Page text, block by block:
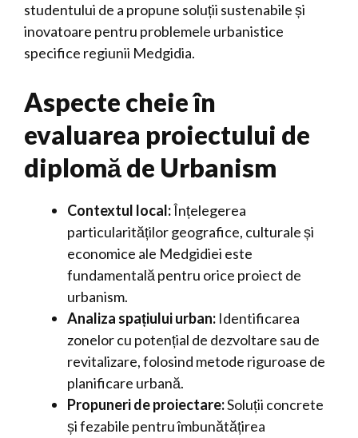
studentului de a propune soluții sustenabile și
inovatoare pentru problemele urbanistice
specifice regiunii Medgidia.
Aspecte cheie în
evaluarea proiectului de
diplomă de Urbanism
Contextul local:Înțelegerea
particularităților geografice, culturale și
economice ale Medgidiei este
fundamentală pentru orice proiect de
urbanism.
Analiza spațiului urban: Identificarea
zonelor cu potențial de dezvoltare sau de
revitalizare, folosind metode riguroase de
planificare urbană.
Propuneri de proiectare:Soluții concrete
și fezabile pentru îmbunătățirea